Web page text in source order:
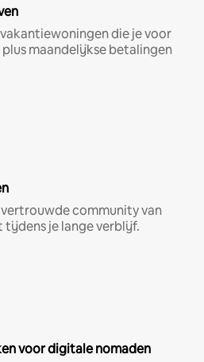
die je voor
maandelijkse betalingen
community van
je lange verblijf.
voor digitale nomaden